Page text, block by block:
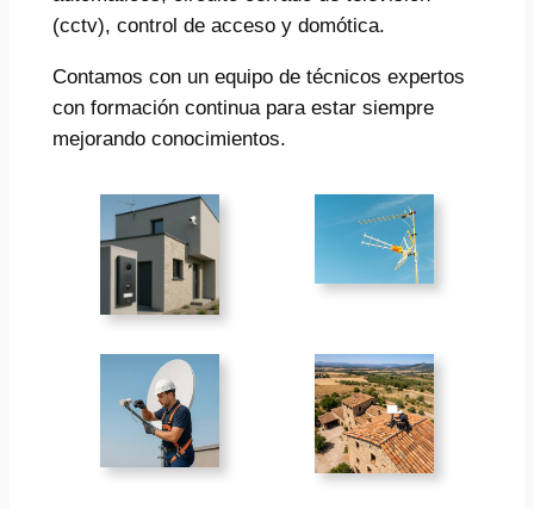
(cctv), control de acceso y domótica.
Contamos con un equipo de técnicos expertos
con formación continua para estar siempre
mejorando conocimientos.